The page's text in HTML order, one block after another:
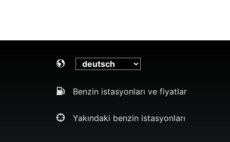
Benzin istasyonları ve fiyatlar
Yakındaki benzin istasyonları